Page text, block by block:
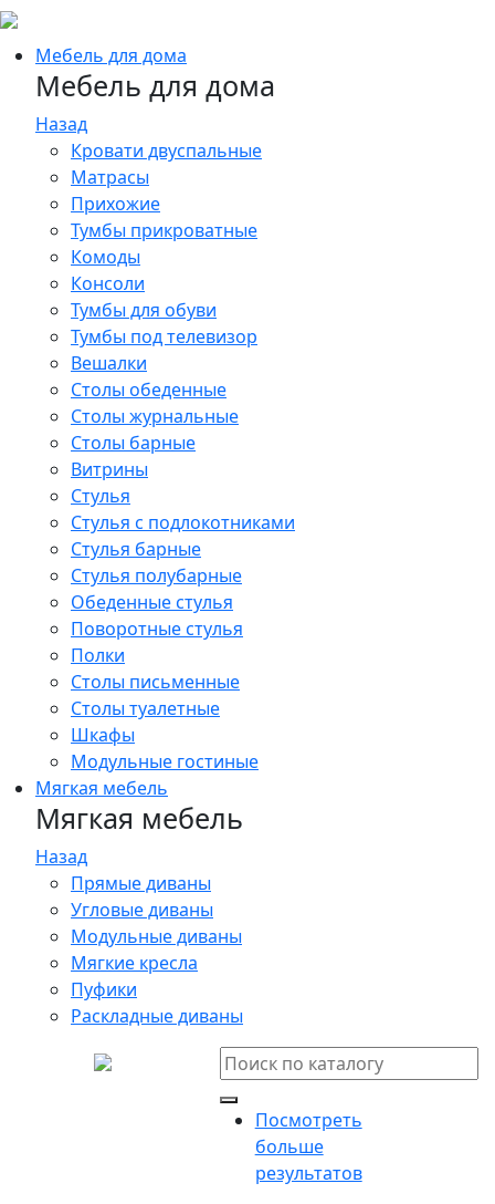
Мебель для дома
Мебель для дома
Назад
Кровати двуспальные
Матрасы
Прихожие
Тумбы прикроватные
Комоды
Консоли
Тумбы для обуви
Тумбы под телевизор
Вешалки
Столы обеденные
Столы журнальные
Столы барные
Витрины
Стулья
Стулья с подлокотниками
Стулья барные
Стулья полубарные
Обеденные стулья
Поворотные стулья
Полки
Столы письменные
Столы туалетные
Шкафы
Модульные гостиные
Мягкая мебель
Мягкая мебель
Назад
Прямые диваны
Угловые диваны
Модульные диваны
Мягкие кресла
Пуфики
Раскладные диваны
Посмотреть
больше
результатов